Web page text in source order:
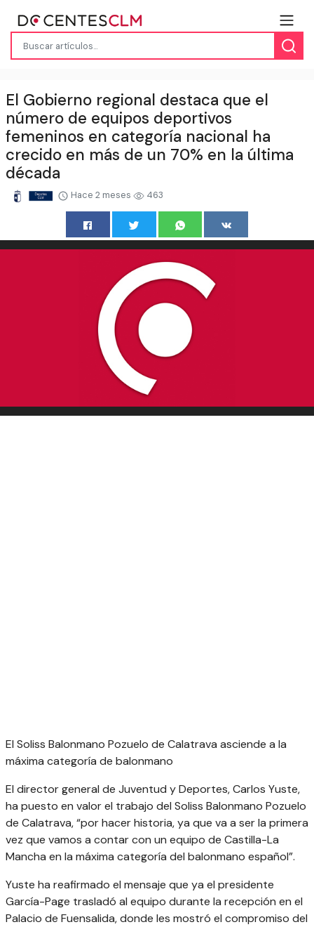
El Gobierno regional destaca que el
número de equipos deportivos
femeninos en categoría nacional ha
crecido en más de un 70% en la última
década
Hace 2 meses 463
El Soliss Balonmano Pozuelo de Calatrava asciende a la
máxima categoría de balonmano
El director general de Juventud y Deportes, Carlos Yuste,
ha puesto en valor el trabajo del Soliss Balonmano Pozuelo
de Calatrava, “por hacer historia, ya que va a ser la primera
vez que vamos a contar con un equipo de Castilla-La
Mancha en la máxima categoría del balonmano español”.
Yuste ha reafirmado el mensaje que ya el presidente
García-Page trasladó al equipo durante la recepción en el
Palacio de Fuensalida, donde les mostró el compromiso del